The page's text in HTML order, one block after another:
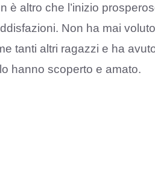
è altro che l’inizio
Non ha mai
tanti altri ragazzi e ha
hanno scoperto e amato.